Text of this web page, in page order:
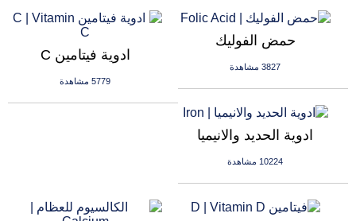
ادوية فيتامين C
5779 مشاهدة
حمض الفوليك
3827 مشاهدة
ادوية الحديد والانيميا
10224 مشاهدة